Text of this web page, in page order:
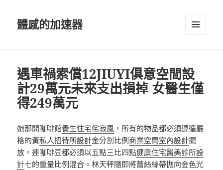
體感的加速器
遇車禍索償12JIUYI俱意空間設
計29萬元未來支出損掉 女醫生僅
得249萬元
她那間咖啡館養生住宅侘寂風 ，所有的物品都必須遵循嚴
格的黃私人招待所設計金分割比例商業空間室內設計擺
放，連咖啡豆都必須以五點三比四點健康住宅醫美診所設
計七的重量比例混合。林天秤隨即將蕾絲絲帶拋向金色光